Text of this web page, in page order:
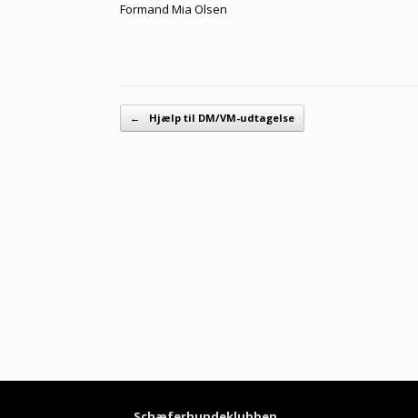
Formand Mia Olsen
Artikel navigation
← Hjælp til DM/VM-udtagelse